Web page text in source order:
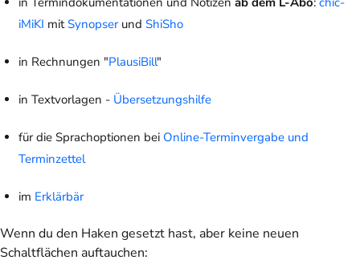
iMiKI mitSynopserund ShiSho
in Rechnungen "PlausiBill"
in Textvorlagen - Übersetzungshilfe
für die Sprachoptionen bei Online-Terminvergabe und
Terminzettel
im Erklärbär
Wenn du den Haken gesetzt hast, aber keine neuen
Schaltflächen auftauchen: